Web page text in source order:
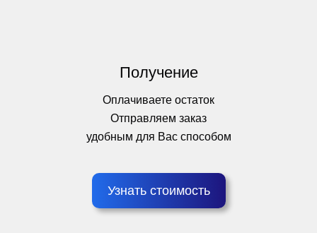
Получение
Оплачиваете остаток
Отправляем заказ
удобным для Вас способом
Узнать стоимость